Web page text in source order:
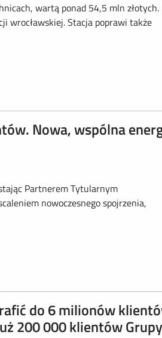
wartą ponad 54,5 mln złotych.
wrocławskiej. Stacja poprawi także
Nowa, wspólna
Partnerem Tytularnym
nowoczesnego spojrzenia,
do 6 milionów
200 000 klientów Grupy